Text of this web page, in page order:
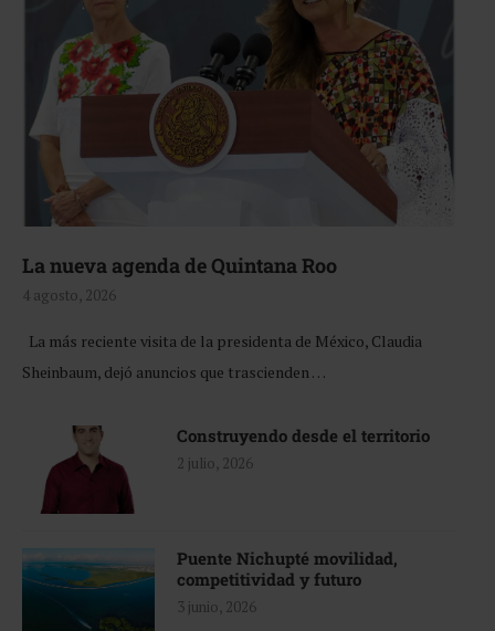
La nueva agenda de Quintana Roo
4 agosto, 2026
La más reciente visita de la presidenta de México, Claudia
Sheinbaum, dejó anuncios que trascienden …
Construyendo desde el territorio
2 julio, 2026
Puente Nichupté movilidad,
competitividad y futuro
3 junio, 2026